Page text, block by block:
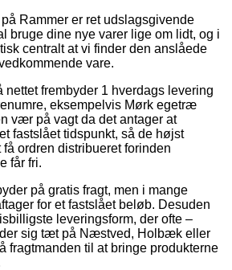
Rammer er ret udslagsgivende
bruge dine nye varer lige om lidt, og i
centralt at vi finder den anslåede
vare.
nettet frembyder 1 hverdags levering
eksempelvis Mørk egetræ
vær på vagt da det antager at
fastslået tidspunkt, så de højst
ordren distribueret forinden
får fri.
på gratis fragt, men i mange
for et fastslået beløb. Desuden
leveringsform, der ofte –
sig tæt på Næstved, Holbæk eller
fragtmanden til at bringe produkterne